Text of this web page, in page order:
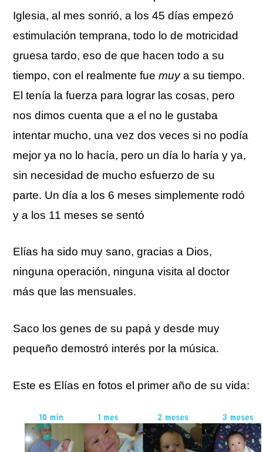
Iglesia, al mes sonrió, a los 45 días empezó
estimulación temprana, todo lo de motricidad
gruesa tardo, eso de que hacen todo a su
tiempo, con el realmente fuemuya su tiempo.
El tenía la fuerza para lograr las cosas, pero
nos dimos cuenta que a el no le gustaba
intentar mucho, una vez dos veces si no podía
mejor ya no lo hacía, pero un día lo haría y ya,
sin necesidad de mucho esfuerzo de su
parte. Un día a los 6 meses simplemente rodó
y a los 11 meses se sentó
Elías ha sido muy sano, gracias a Dios,
ninguna operación, ninguna visita al doctor
más que las mensuales.
Saco los genes de su papá y desde muy
pequeño demostró interés por la música.
Este es Elías en fotos el primer año de su vida: